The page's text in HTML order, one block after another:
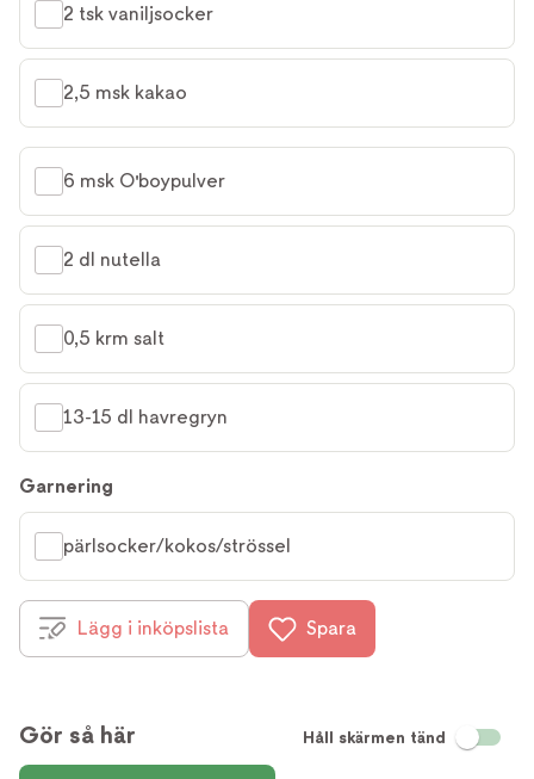
2 tsk vaniljsocker
2,5 msk kakao
6 msk O'boypulver
2 dl nutella
0,5 krm salt
13-15 dl havregryn
Garnering
pärlsocker/kokos/strössel
Lägg i inköpslista Spara
Gör så här Håll skärmen tänd